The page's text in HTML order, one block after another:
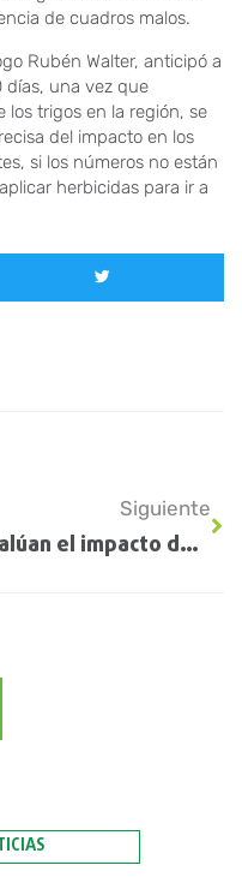
de cuadros malos.
Rubén Walter, anticipó a
días, una vez que
los trigos en la región, se
del impacto en los
si los números no están
herbicidas para ir a
Siguiente
Evalúan el impacto del cambio climático en cebada y trigo